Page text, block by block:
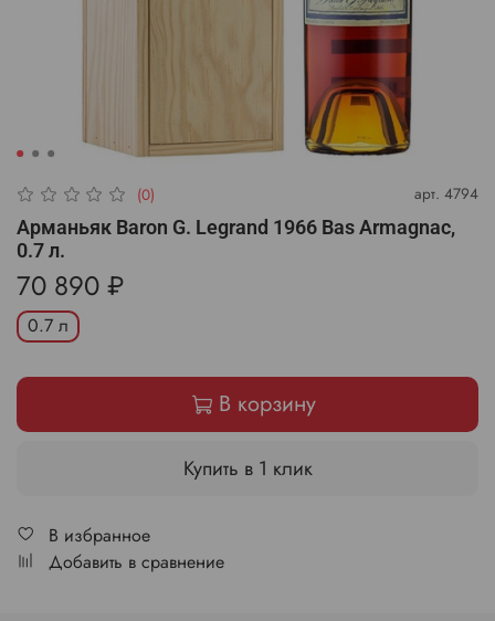
(0) арт. 4794
Арманьяк Baron G. Legrand 1966 Bas Armagnac,
0.7 л.
70 890 ₽
0.7 л
В корзину
Купить в 1 клик
В избранное
Добавить в сравнение